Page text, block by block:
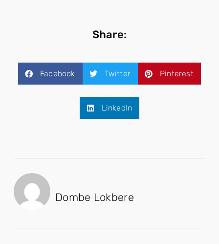
Share:
Facebook Twitter Pinterest
LinkedIn
Dombe Lokbere